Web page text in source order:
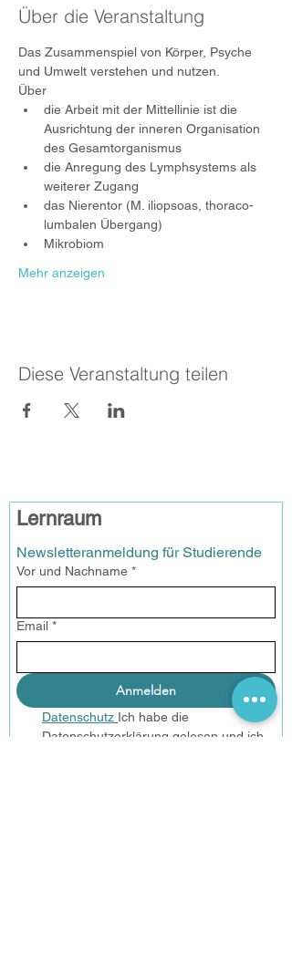
Über die Veranstaltung
Das Zusammenspiel von Körper, Psyche
und Umwelt verstehen und nutzen.
Über
die Arbeit mit der Mittellinie ist die
Ausrichtung der inneren Organisation
des Gesamtorganismus
die Anregung des Lymphsystems als
weiterer Zugang
das Nierentor (M. iliopsoas, thoraco-
lumbalen Übergang)
Mikrobiom
Mehr anzeigen
Diese Veranstaltung teilen
Lernraum
Newsletteranmeldung für Studierende
Vor und Nachname *
Email *
Anmelden
Datenschutz Ich habe die
Datenschutzerklärung gelesen und ich